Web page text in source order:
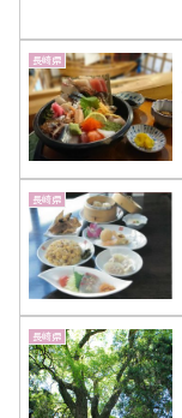
長崎県
長崎県
長崎県